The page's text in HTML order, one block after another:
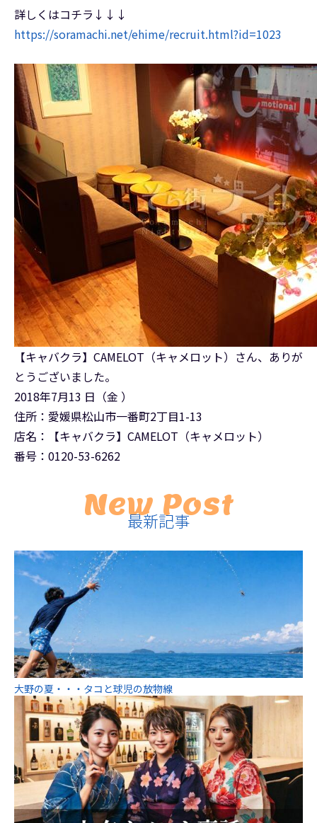
詳しくはコチラ↓↓↓
https://soramachi.net/ehime/recruit.html?id=1023
【キャバクラ】CAMELOT（キャメロット）さん、ありが
とうございました。
2018年7月13 日（金 ）
住所：愛媛県松山市一番町2丁目1-13
店名：【キャバクラ】CAMELOT（キャメロット）
番号：0120-53-6262
New Post
最新記事
大野の夏・・・タコと球児の放物線